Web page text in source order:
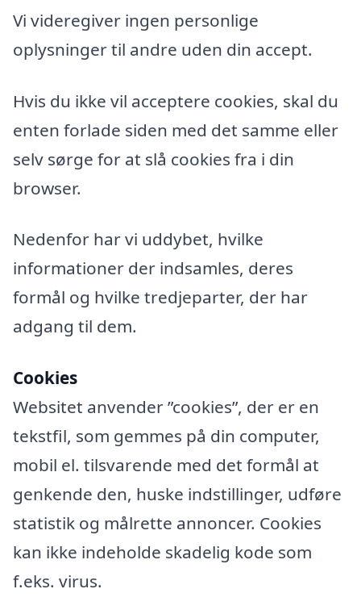
Vi videregiver ingen personlige
oplysninger til andre uden din accept.
Hvis du ikke vil acceptere cookies, skal du
enten forlade siden med det samme eller
selv sørge for at slå cookies fra i din
browser.
Nedenfor har vi uddybet, hvilke
informationer der indsamles, deres
formål og hvilke tredjeparter, der har
adgang til dem.
Cookies
Websitet anvender ”cookies”, der er en
tekstfil, som gemmes på din computer,
mobil el. tilsvarende med det formål at
genkende den, huske indstillinger, udføre
statistik og målrette annoncer. Cookies
kan ikke indeholde skadelig kode som
f.eks. virus.